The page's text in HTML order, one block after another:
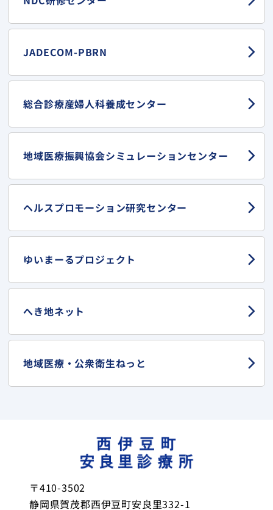
JADECOM-PBRN
総合診療産婦人科養成センター
地域医療振興協会シミュレーションセンター
ヘルスプロモーション研究センター
ゆいまーるプロジェクト
へき地ネット
地域医療・ 公衆衛生ねっと
〒410-3502
静岡県賀茂郡西伊豆町安良里332-1